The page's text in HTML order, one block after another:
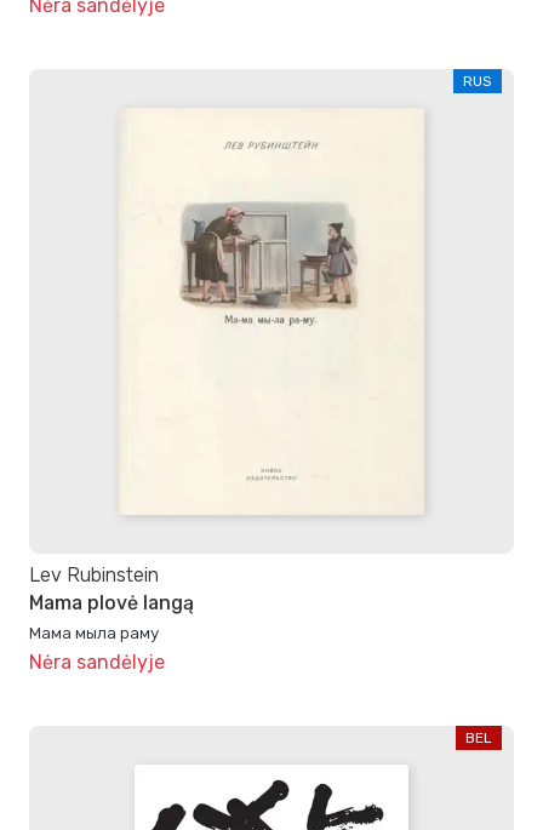
Nėra sandėlyje
RUS
Lev Rubinstein
Mama plovė langą
Мама мыла раму
Nėra sandėlyje
BEL